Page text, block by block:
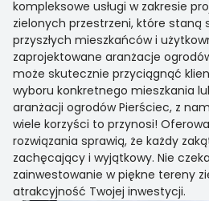
kompleksowe usługi w zakresie
zielonych przestrzeni, które staną
przyszłych mieszkańców i
zaprojektowane aranżacje
może skutecznie przyciągnąć
wyboru konkretnego mieszkania
aranżacji ogrodów Pierściec, z
wiele korzyści to przynosi!
rozwiązania sprawią, że każdy
zachęcający i wyjątkowy. Nie
zainwestowanie w piękne tereny
atrakcyjność Twojej inwestycji.